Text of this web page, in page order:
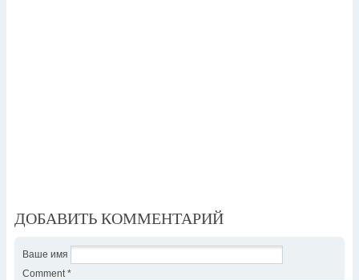
ДОБАВИТЬ КОММЕНТАРИЙ
Ваше имя
Comment *